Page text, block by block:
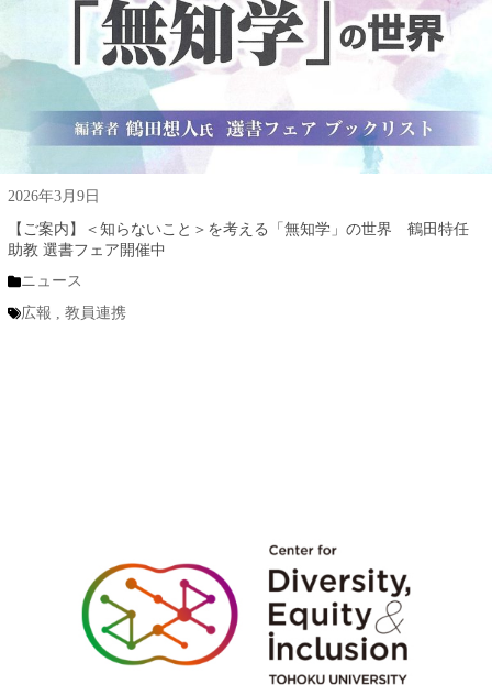
2026年3月9日
【ご案内】＜知らないこと＞を考える「無知学」の世界 鶴田特任
助教 選書フェア開催中
ニュース
広報 ,教員連携